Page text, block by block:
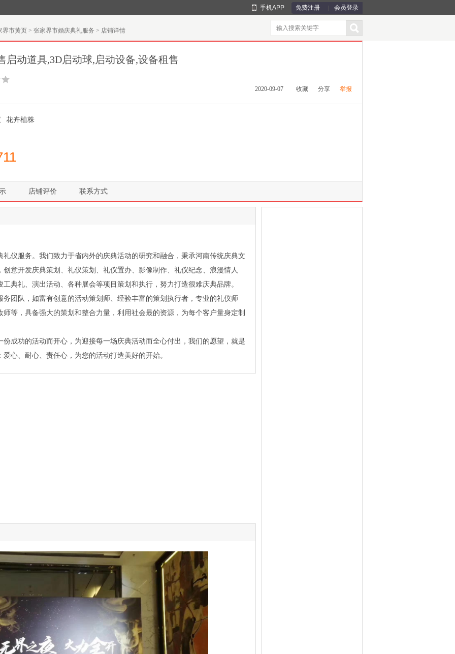
手机APP 免费注册 会员登录
界市黄页 > 张家界市婚庆典礼服务 > 店铺详情
启动道具,3D启动球,启动设备,设备租售
举报
分享
收藏
2020-09-07
花卉植株
店铺评价 联系方式
仪服务。我们致力于省内外的庆典活动的研究和融合，秉承河南传统庆典文
意开发庆典策划、礼仪策划、礼仪置办、影像制作、礼仪纪念、浪漫情人
典礼、演出活动、各种展会等项目策划和执行，努力打造很难庆典品牌。
团队，如富有创意的活动策划师、经验丰富的策划执行者，专业的礼仪师
等，具备强大的策划和整合力量，利用社会最的资源，为每个客户量身定制
成功的活动而开心，为迎接每一场庆典活动而全心付出，我们的愿望，就是
心、耐心、责任心，为您的活动打造美好的开始。